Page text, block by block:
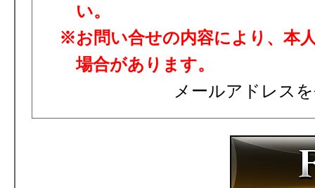
い。
お問い合せの内容により、本
場合があります。
メールアドレス